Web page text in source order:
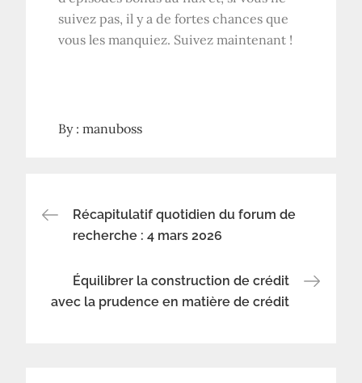
suivez pas, il y a de fortes chances que
vous les manquiez. Suivez maintenant !
By :manuboss
Navigation
de
l’article
Récapitulatif quotidien du forum de
recherche : 4 mars 2026
Équilibrer la construction de crédit
avec la prudence en matière de crédit